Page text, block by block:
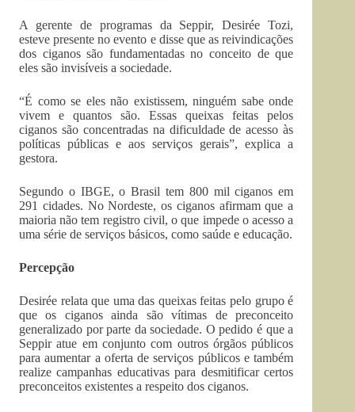
A gerente de programas da Seppir, Desirée Tozi,
esteve presente no evento e disse que as reivindicações
dos ciganos são fundamentadas no conceito de que
eles são invisíveis a sociedade.
“É como se eles não existissem, ninguém sabe onde
vivem e quantos são. Essas queixas feitas pelos
ciganos são concentradas na dificuldade de acesso às
políticas públicas e aos serviços gerais”, explica a
gestora.
Segundo o IBGE, o Brasil tem 800 mil ciganos em
291 cidades. No Nordeste, os ciganos afirmam que a
maioria não tem registro civil, o que impede o acesso a
uma série de serviços básicos, como saúde e educação.
Percepção
Desirée relata que uma das queixas feitas pelo grupo é
que os ciganos ainda são vítimas de preconceito
generalizado por parte da sociedade. O pedido é que a
Seppir atue em conjunto com outros órgãos públicos
para aumentar a oferta de serviços públicos e também
realize campanhas educativas para desmitificar certos
preconceitos existentes a respeito dos ciganos.